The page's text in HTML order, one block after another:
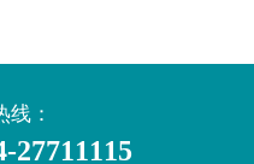
线：
27711115